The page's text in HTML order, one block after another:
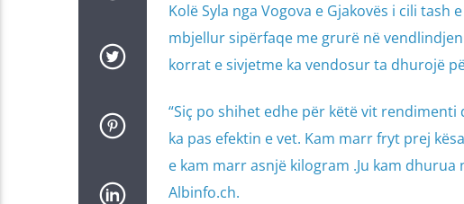
Kolë Syla nga Vogova e Gjakovës i cili
mbjellur sipërfaqe me grurë në
korrat e sivjetme ka vendosur ta dhurojë
“Siç po shihet edhe për këtë vit
ka pas efektin e vet. Kam marr fryt prej
e kam marr asnjë kilogram .Ju kam dhurua
Albinfo.ch.